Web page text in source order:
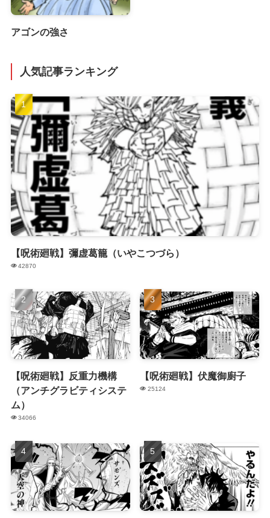
アゴンの強さ
人気記事ランキング
【呪術廻戦】彌虚葛籠（いやこつづら）
42870
【呪術廻戦】反重力機構
（アンチグラビティシステ
ム）
34066
【呪術廻戦】伏魔御廚子
25124